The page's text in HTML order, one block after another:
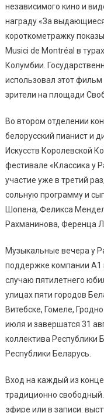
независимого кино и
награду «За
короткометражку
Musici de Montréal в
Колумбии.
использовал этот
зрители на площади
Во втором отделении
белорусский пианист и
Искусств Королевской
фестивале «Классика у
участие уже в третий
сольную программу и
Шопена, Феликса
Рахманинова, Ференца
Музыкальные вечера у
поддержке компании A1
случаю пятилетнего
улицах пяти городов
Витебске, Гомеле,
июля и завершатся 31
коллектива Республики
Республики Беларусь.
Вход на каждый из
традиционно
эфире или в записи: